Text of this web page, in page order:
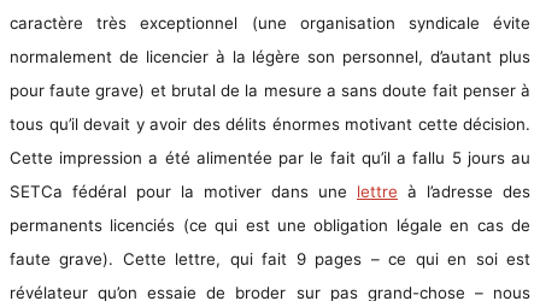
caractère très exceptionnel (une organisation syndicale évite
normalement de licencier à la légère son personnel, d’autant plus
pour faute grave) et brutal de la mesure a sans doute fait penser à
tous qu’il devait y avoir des délits énormes motivant cette décision.
Cette impression a été alimentée par le fait qu’il a fallu 5 jours au
SETCa fédéral pour la motiver dans une lettre à l’adresse des
permanents licenciés (ce qui est une obligation légale en cas de
faute grave). Cette lettre, qui fait 9 pages – ce qui en soi est
révélateur qu’on essaie de broder sur pas grand-chose – nous